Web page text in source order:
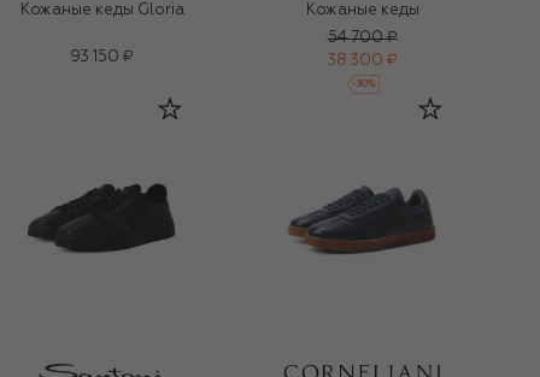
Кожаные кеды Gloria
93 150 ₽
Кожаные кеды
54 700 ₽
38 300 ₽
-30%